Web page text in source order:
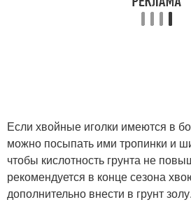
Если хвойные иголки имеются в
можно посыпать ими тропинки и
чтобы кислотность грунта не
рекомендуется в конце сезона
дополнительно внести в грунт золу.